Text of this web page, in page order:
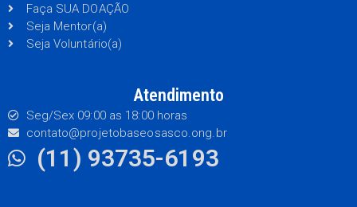
Faça SUA DOAÇÃO
Seja Mentor(a)
Seja Voluntário(a)
Atendimento
Seg/Sex 09:00 as 18:00 horas
contato@projetobaseosasco.ong.br
(11) 93735-6193